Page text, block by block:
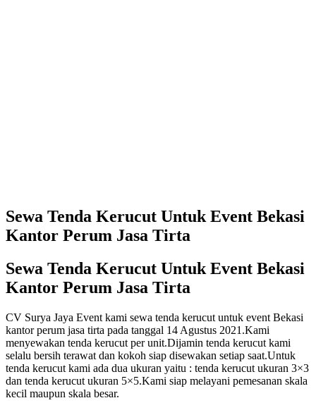
Sewa Tenda Kerucut Untuk Event Bekasi
Kantor Perum Jasa Tirta
Sewa Tenda Kerucut Untuk Event Bekasi
Kantor Perum Jasa Tirta
CV Surya Jaya Event kami sewa tenda kerucut untuk event Bekasi
kantor perum jasa tirta pada tanggal 14 Agustus 2021.Kami
menyewakan tenda kerucut per unit.Dijamin tenda kerucut kami
selalu bersih terawat dan kokoh siap disewakan setiap saat.Untuk
tenda kerucut kami ada dua ukuran yaitu : tenda kerucut ukuran 3×3
dan tenda kerucut ukuran 5×5.Kami siap melayani pemesanan skala
kecil maupun skala besar.